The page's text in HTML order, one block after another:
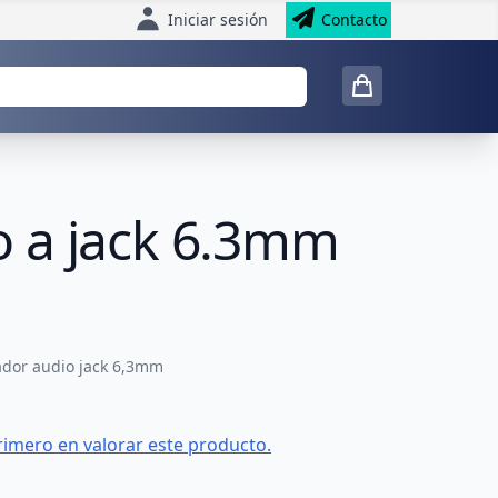
Iniciar sesión Contacto
a jack 6.3mm
audio jack 6,3mm
en valorar este producto.